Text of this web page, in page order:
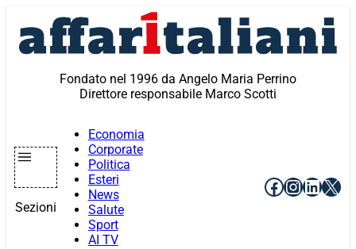
contenuto
Fondato nel 1996 da Angelo Maria Perrino
Direttore responsabile Marco Scotti
Sezioni
Economia
Corporate
Politica
Esteri
News
Salute
Sport
AI TV
Facebook
X